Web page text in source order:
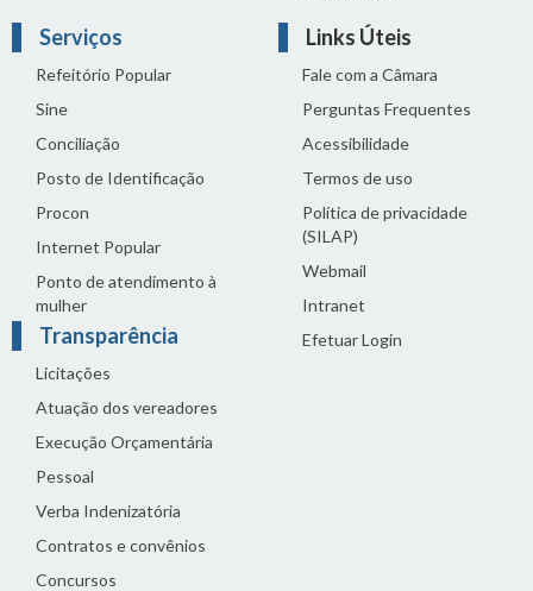
Serviços
Refeitório Popular
Sine
Conciliação
Posto de Identificação
Procon
Internet Popular
Ponto de atendimento à
mulher
Transparência
Licitações
Atuação dos vereadores
Execução Orçamentária
Pessoal
Verba Indenizatória
Contratos e convênios
Concursos
Links Úteis
Fale com a Câmara
Perguntas Frequentes
Acessibilidade
Termos de uso
Política de privacidade
(SILAP)
Webmail
Intranet
Efetuar Login